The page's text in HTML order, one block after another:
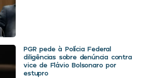
PGR pede à Polícia Federal
diligências sobre denúncia contra
vice de Flávio Bolsonaro por
estupro